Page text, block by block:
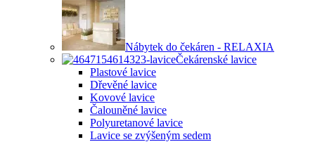
Nábytek do čekáren - RELAXIA
Čekárenské lavice
Plastové lavice
Dřevěné lavice
Kovové lavice
Čalouněné lavice
Polyuretanové lavice
Lavice se zvýšeným sedem